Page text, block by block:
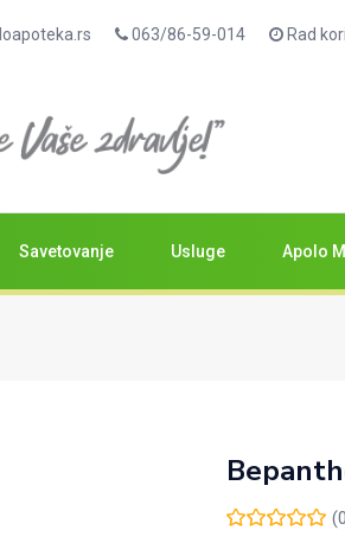
063/86-59-014 Rad
Savetovanje Usluge Apolo
(0